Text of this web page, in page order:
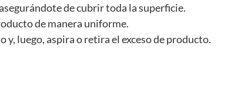
de cubrir toda la superficie.
de manera uniforme.
luego, aspira o retira el exceso de producto.